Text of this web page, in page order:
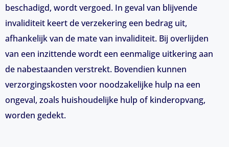
beschadigd, wordt vergoed. In geval van blijvende
invaliditeit keert de verzekering een bedrag uit,
afhankelijk van de mate van invaliditeit. Bij overlijden
van een inzittende wordt een eenmalige uitkering aan
de nabestaanden verstrekt. Bovendien kunnen
verzorgingskosten voor noodzakelijke hulp na een
ongeval, zoals huishoudelijke hulp of kinderopvang,
worden gedekt.